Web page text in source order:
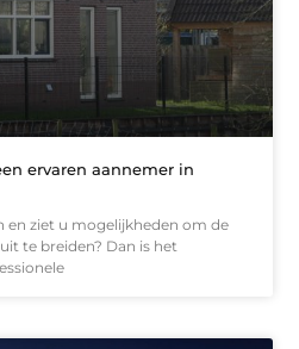
ervaren aannemer in
en ziet u mogelijkheden om de
te breiden? Dan is het